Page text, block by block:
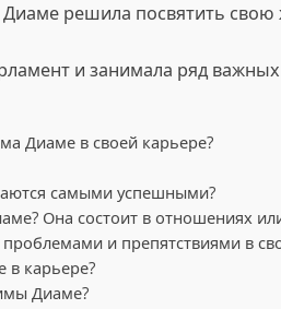
решила посвятить свою
и занимала ряд
Диаме в своей карьере?
самыми успешными?
Она состоит в отношениях
и препятствиями в
в карьере?
Диаме?